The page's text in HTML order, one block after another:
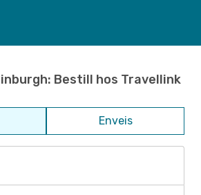
Bestill hos Travellink
Enveis